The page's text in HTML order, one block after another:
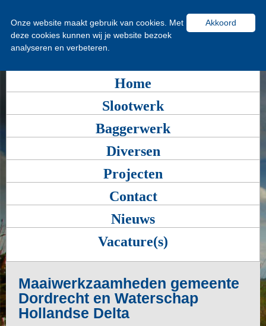
Home
Slootwerk
Baggerwerk
Diversen
Projecten
Contact
Nieuws
Vacature(s)
Maaiwerkzaamheden gemeente
Dordrecht en Waterschap
Hollandse Delta
Akkoord
Onze website maakt gebruik van cookies. Met
deze cookies kunnen wij je website bezoek
analyseren en verbeteren.